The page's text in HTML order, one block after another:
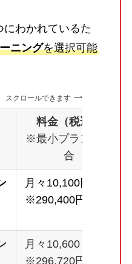
にわかれているた
ニングを選択可能
スクロールできます
料金（税込）
※最小プランの場
合
月々10,100円～
※290,400円
月々10,600～
※296,720円